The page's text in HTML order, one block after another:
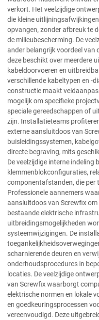
verkort. Het veelzijdige
die kleine
opvangen, zonder afbreuk te
de milieubescherming. De
ander belangrijk voordeel van
deze beschikt over meerdere
kabeldoorvoeren en
verschillende kabeltypen en -
constructie maakt
mogelijk om specifieke
speciale gereedschappen of
zijn. Installatieteams
externe aansluitdoos van
buisleidingssystemen,
directe begraving, mits
De veelzijdige interne indeling
klemmenblokconfiguraties,
componentafstanden, die per
Professionele aannemers
aansluitdoos van Screwfix
bestaande elektrische
uitbreidingsmogelijkheden
systeemwijzigingen. De
scharnierende deuren en
onderhoudsprocedures in
locaties. De veelzijdige
van Screwfix waarborgt
elektrische normen en lokale
en goedkeuringsprocessen
vereenvoudigd. Deze